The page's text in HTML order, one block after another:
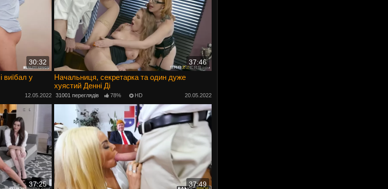
30:32
виїбал у
12.05.2022
37:46
Начальниця, секретарка та один дуже
хуястий Денні Ді
31001 переглядів 78% HD 20.05.2022
37:25 37:49